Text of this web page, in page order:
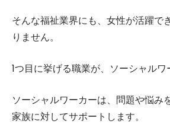
そんな福祉業界にも、女性が活躍で
りません。
1つ目に挙げる職業が、ソーシャルワ
ソーシャルワーカーは、問題や悩み
家族に対してサポートします。